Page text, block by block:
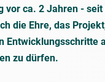
vor ca. 2 Jahren -
die Ehre, das
Entwicklungsschritte
zu dürfen.